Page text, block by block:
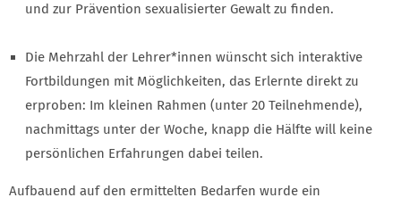
und zur Prävention sexualisierter Gewalt zu finden.
Die Mehrzahl der Lehrer*innen wünscht sich interaktive
Fortbildungen mit Möglichkeiten, das Erlernte direkt zu
erproben: Im kleinen Rahmen (unter 20 Teilnehmende),
nachmittags unter der Woche, knapp die Hälfte will keine
persönlichen Erfahrungen dabei teilen.
Aufbauend auf den ermittelten Bedarfen wurde ein